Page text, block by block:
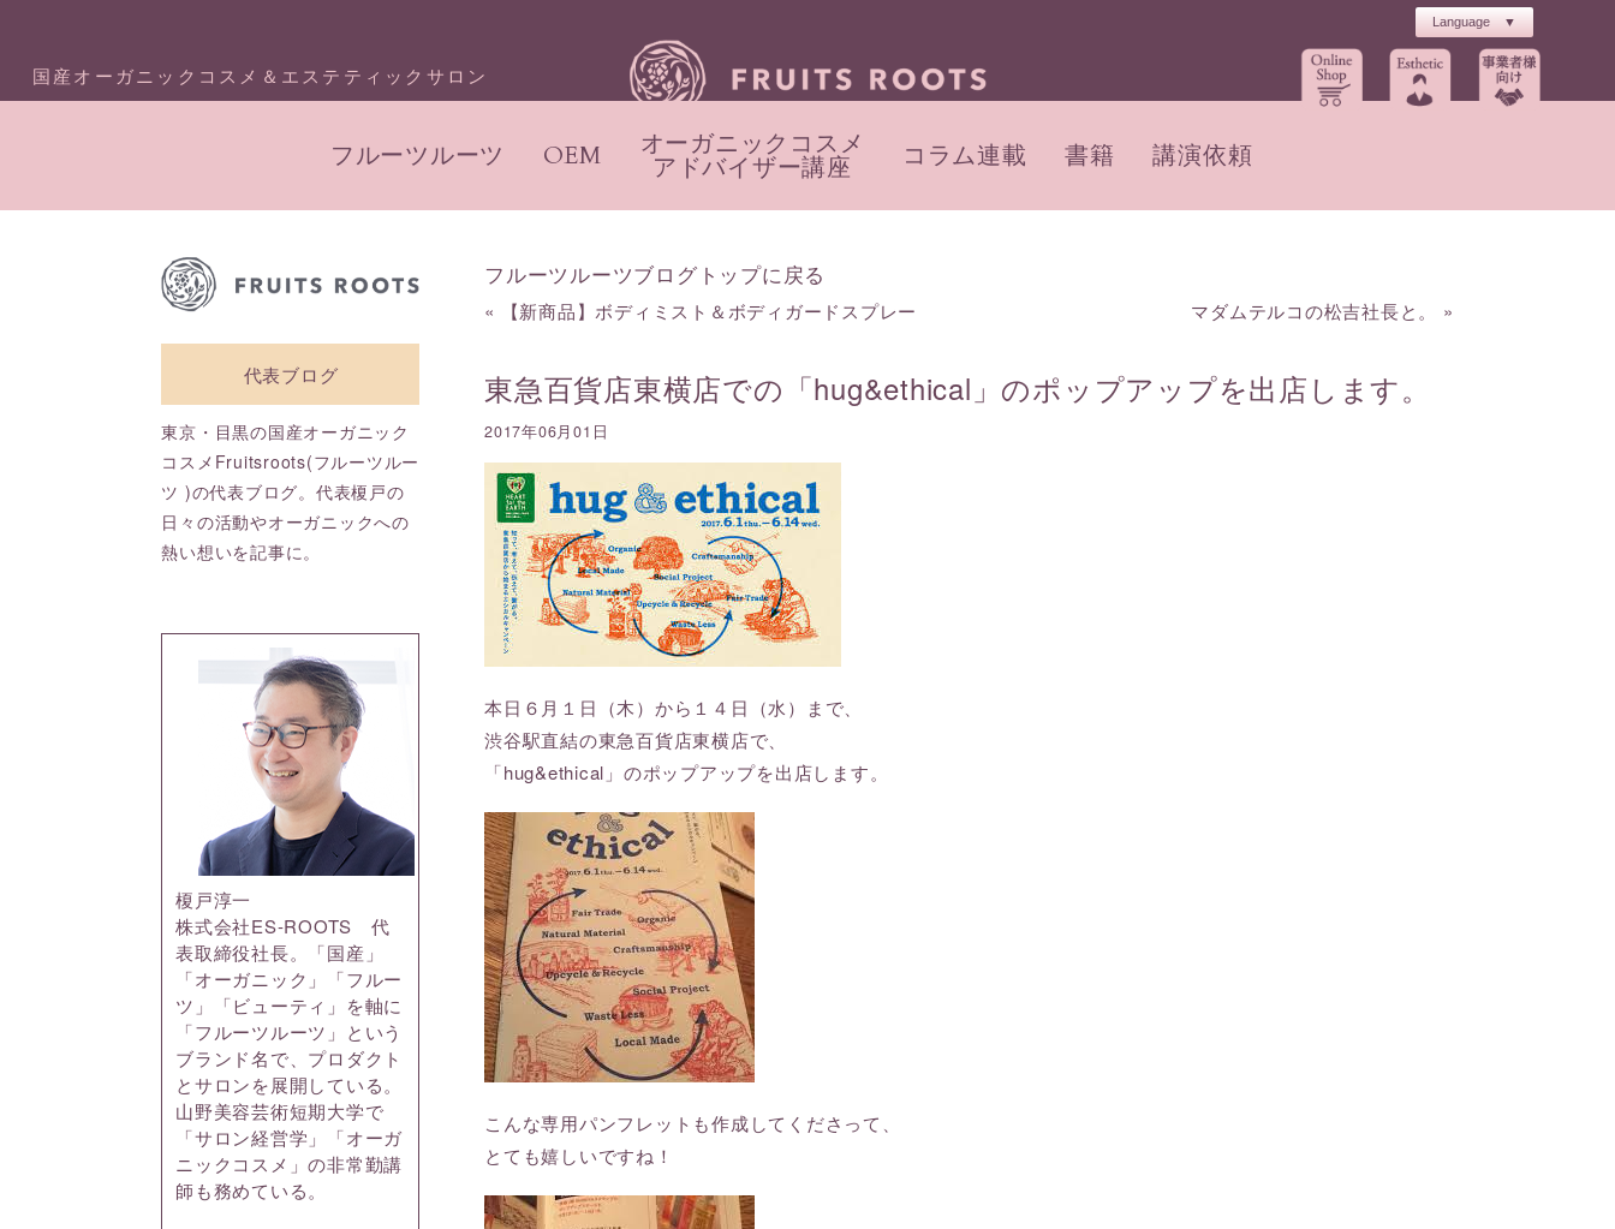
国産オーガニックコスメ＆エステティックサロン
フルーツルーツ OEM オーガニックコスメ
アドバイザー講座 コラム連載 書籍 講演依頼
フルーツルーツブログトップに戻る
« 【新商品】ボディミスト＆ボディガードスプレー マダムテルコの松吉社長と。 »
東急百貨店東横店での「hug&ethical」のポップアップを出店します。
2017年06月01日
本日６月１日（木）から１４日（水）まで、
渋谷駅直結の東急百貨店東横店で、
「hug&ethical」のポップアップを出店します。
こんな専用パンフレットも作成してくださって、
とても嬉しいですね！
代表ブログ
東京・目黒の国産オーガニック
コスメFruitsroots(フルーツルー
ツ )の代表ブログ。代表榎戸の
日々の活動やオーガニックへの
熱い想いを記事に。
榎戸淳一
株式会社ES-ROOTS 代
表取締役社長。「国産」
「オーガニック」「フルー
ツ」「ビューティ」を軸に
「フルーツルーツ」という
ブランド名で、プロダクト
とサロンを展開している。
山野美容芸術短期大学で
「サロン経営学」「オーガ
ニックコスメ」の非常勤講
師も務めている。